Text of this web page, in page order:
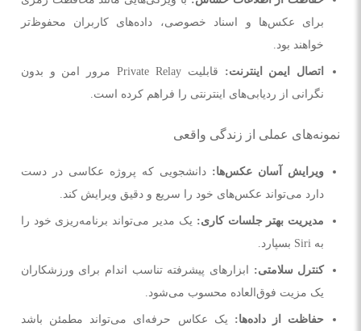
برای عکس‌ها و اسناد خصوصی، داده‌های کاربران محفوظ‌تر
خواهند بود.
اتصال ایمن اینترنت:
قابلیت Private Relay مرور امن و بدون
نگرانی از ردیابی‌های اینترنتی را فراهم کرده است.
نمونه‌های عملی از زندگی واقعی
ویرایش آسان عکس‌ها: دانشجویی که پروژه عکاسی در دست
دارد می‌تواند عکس‌های خود را سریع و دقیق ویرایش کند.
مدیریت بهتر جلسات کاری: یک مدیر می‌تواند برنامه‌ریزی خود را
به Siri بسپارد.
کنترل سلامتی: ابزارهای پیشرفته تناسب اندام برای ورزشکاران
یک مزیت فوق‌العاده محسوب می‌شود.
حفاظت از داده‌ها: یک عکاس حرفه‌ای می‌تواند مطمئن باشد